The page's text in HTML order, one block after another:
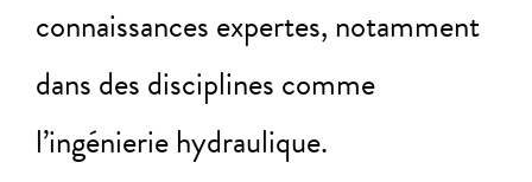
connaissances expertes, notamment
dans des disciplines comme
l’ingénierie hydraulique.